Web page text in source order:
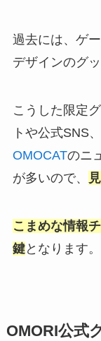
過去には、ゲ
デザインのグ
こうした限定
トや公式SNS
OMOCATのニ
が多いので、
こまめな情報
鍵となります。
OMORI公式